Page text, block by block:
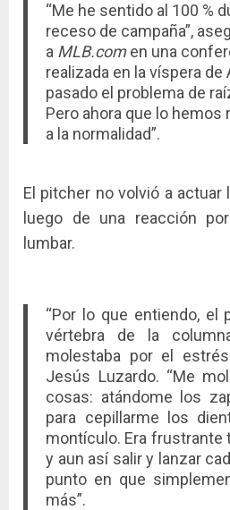
“Me he sentido al 100 %
receso de campaña”,
a MLB.comen una
realizada en la víspera de
pasado el problema de
Pero ahora que lo hemos
a la normalidad”.
El pitcher no volvió a
luego de una reacción
lumbar.
“Por lo que entiendo, el
vértebra de la
molestaba por el
Jesús Luzardo. “Me
cosas: atándome los
para cepillarme los
montículo. Era frustrante
y aun así salir y lanzar
punto en que
más”.